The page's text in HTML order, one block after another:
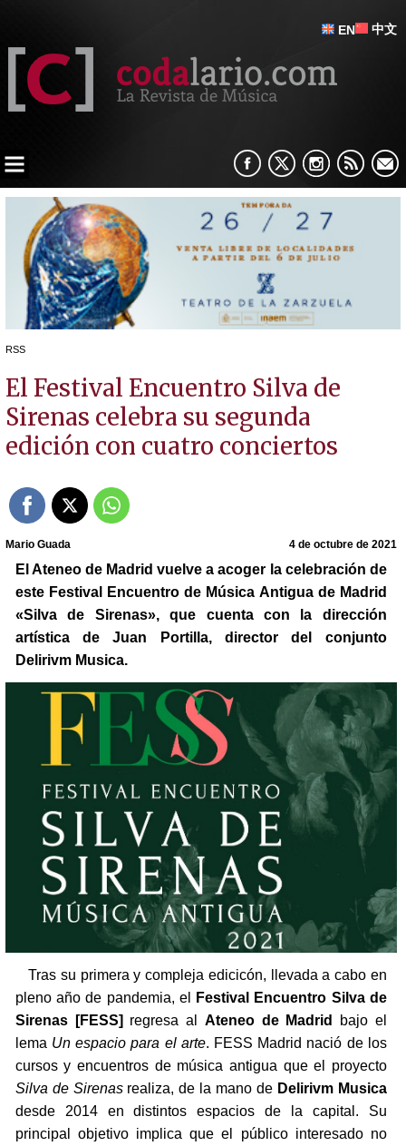
EN 中文
RSS
El Festival Encuentro Silva de
Sirenas celebra su segunda
edición con cuatro conciertos
Mario Guada 4 de octubre de 2021
El Ateneo de Madrid vuelve a acoger la celebración de
este Festival Encuentro de Música Antigua de Madrid
«Silva de Sirenas», que cuenta con la dirección
artística de Juan Portilla, director del conjunto
Delirivm Musica.
Tras su primera y compleja edicicón, llevada a cabo en
pleno año de pandemia, el
Festival Encuentro Silva de
Sirenas [FESS] regresa al Ateneo de Madrid
bajo el
lema Un espacio para el arte. FESS Madrid nació de los
cursos y encuentros de música antigua que el proyecto
Silva de Sirenasrealiza, de la mano de Delirivm Musica
desde 2014 en distintos espacios de la capital. Su
principal objetivo implica que el público interesado no